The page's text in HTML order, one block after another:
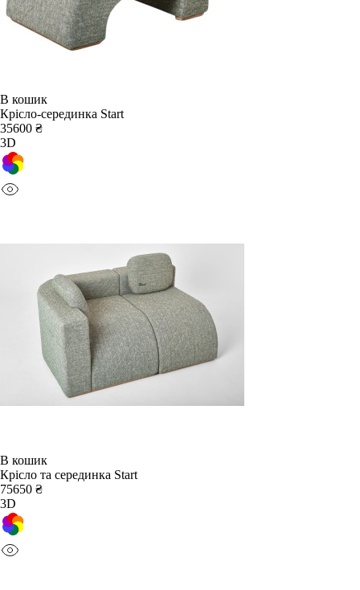
В кошик
Крісло-серединка Start
35600 ₴
3D
В кошик
Крісло та серединка Start
75650 ₴
3D